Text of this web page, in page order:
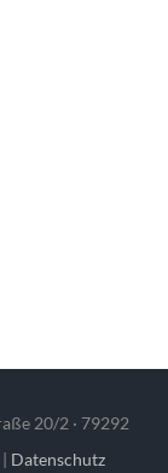
20/2 · 79292
| Datenschutz